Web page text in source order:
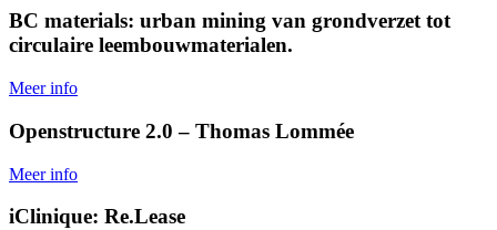
BC materials: urban mining van grondverzet tot
circulaire leembouwmaterialen.
Meer info
Openstructure 2.0 – Thomas Lommée
Meer info
iClinique: Re.Lease